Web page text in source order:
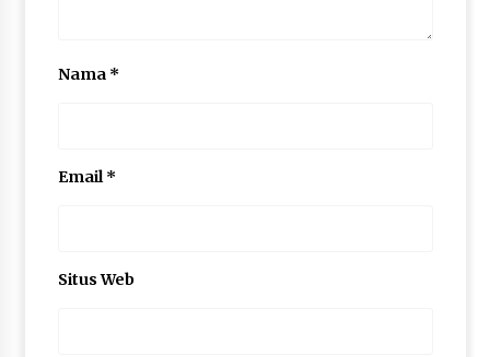
Nama *
Email *
Situs Web